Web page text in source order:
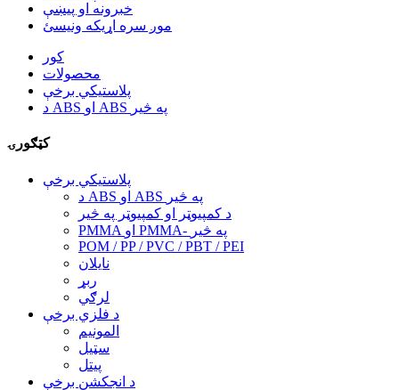
خبرونه او پیښې
موږ سره اړیکه ونیسئ
کور
محصولات
پلاستيکي برخې
د ABS او ABS په څیر
کټګورۍ
پلاستيکي برخې
د ABS او ABS په څیر
د کمپیوټر او کمپیوټر په څیر
PMMA او PMMA- په څیر
POM / PP / PVC / PBT / PEI
نایلان
ربړ
لرګي
د فلزي برخې
المونیم
سټیل
پیتل
د انجکشن برخې